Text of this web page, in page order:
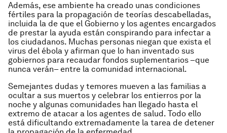
Además, ese ambiente ha creado unas condiciones
fértiles para la propagación de teorías descabelladas,
incluida la de que el Gobierno y los agentes encargados
de prestar la ayuda están conspirando para infectar a
los ciudadanos. Muchas personas niegan que exista el
virus del ébola y afirman que lo han inventado sus
gobiernos para recaudar fondos suplementarios –que
nunca verán– entre la comunidad internacional.
Semejantes dudas y temores mueven a las familias a
ocultar a sus muertos y celebrar los entierros por la
noche y algunas comunidades han llegado hasta el
extremo de atacar a los agentes de salud. Todo ello
está dificultando extremadamente la tarea de detener